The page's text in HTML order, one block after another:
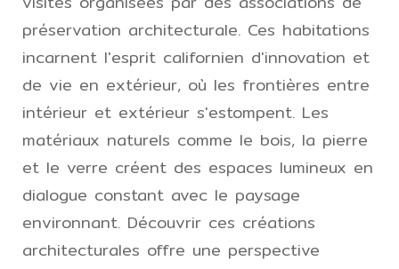
préservation architecturale. Ces habitations
incarnent l'esprit californien d'innovation et
de vie en extérieur, où les frontières entre
intérieur et extérieur s'estompent. Les
matériaux naturels comme le bois, la pierre
et le verre créent des espaces lumineux en
dialogue constant avec le paysage
environnant. Découvrir ces créations
architecturales offre une perspective